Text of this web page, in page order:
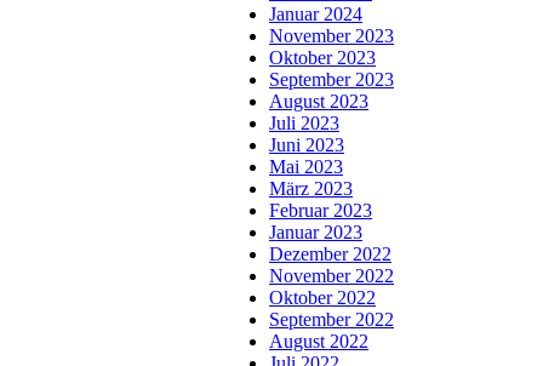
Januar 2024
November 2023
Oktober 2023
September 2023
August 2023
Juli 2023
Juni 2023
Mai 2023
März 2023
Februar 2023
Januar 2023
Dezember 2022
November 2022
Oktober 2022
September 2022
August 2022